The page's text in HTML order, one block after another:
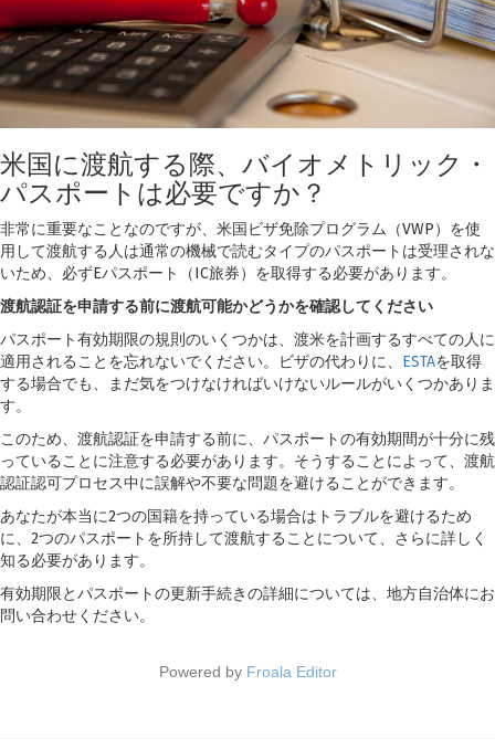
米国に渡航する際、バイオメトリック・
パスポートは必要ですか？
非常に重要なことなのですが、米国ビザ免除プログラム（VWP）を使
用して渡航する人は通常の機械で読むタイプのパスポートは受理されな
いため、必ずEパスポート（IC旅券）を取得する必要があります。
渡航認証を申請する前に渡航可能かどうかを確認してください
パスポート有効期限の規則のいくつかは、渡米を計画するすべての人に
適用されることを忘れないでください。ビザの代わりに、 ESTAを取得
する場合でも、まだ気をつけなければいけないルールがいくつかありま
す。
このため、渡航認証を申請する前に、パスポートの有効期間が十分に残
っていることに注意する必要があります。そうすることによって、渡航
認証認可プロセス中に誤解や不要な問題を避けることができます。
あなたが本当に2つの国籍を持っている場合はトラブルを避けるため
に、2つのパスポートを所持して渡航することについて、さらに詳しく
知る必要があります。
有効期限とパスポートの更新手続きの詳細については、地方自治体にお
問い合わせください。
Powered by Froala Editor